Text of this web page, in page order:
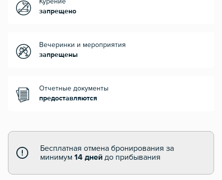
Курение
запрещено
Вечеринки и мероприятия
запрещены
Отчетные документы
предоставляются
Бесплатная отмена бронирования за
минимум 14 дней до прибывания